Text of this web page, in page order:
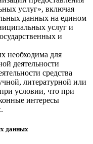
услуг», включая
данных на едином
услуг и
и
необходима для
деятельности
средства
литературной или
условии, что при
интересы
данных